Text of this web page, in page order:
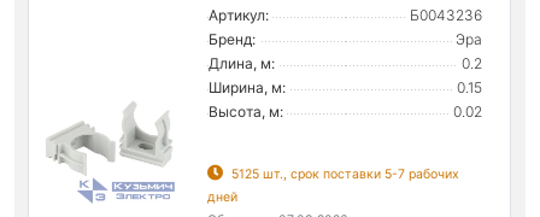
Артикул:
Б0043236
Бренд:
Эра
Длина, м:
0.2
Ширина, м:
0.15
Высота, м:
0.02
5125 шт., срок поставки 5-7 рабочих
дней